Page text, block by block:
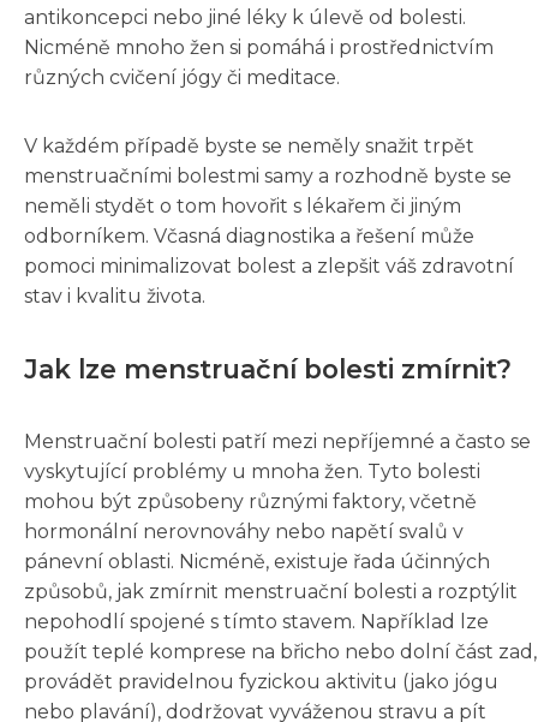
antikoncepci nebo jiné léky k úlevě od bolesti.
Nicméně mnoho žen si pomáhá i prostřednictvím
různých cvičení jógy či meditace.
V každém případě byste se neměly snažit trpět
menstruačními bolestmi samy a rozhodně byste se
neměli stydět o tom hovořit s lékařem či jiným
odborníkem. Včasná diagnostika a řešení může
pomoci minimalizovat bolest a zlepšit váš zdravotní
stav i kvalitu života.
Jak lze menstruační bolesti zmírnit?
Menstruační bolesti patří mezi nepříjemné a často se
vyskytující problémy u mnoha žen. Tyto bolesti
mohou být způsobeny různými faktory, včetně
hormonální nerovnováhy nebo napětí svalů v
pánevní oblasti. Nicméně, existuje řada účinných
způsobů, jak zmírnit menstruační bolesti a rozptýlit
nepohodlí spojené s tímto stavem. Například lze
použít teplé komprese na břicho nebo dolní část zad,
provádět pravidelnou fyzickou aktivitu (jako jógu
nebo plavání), dodržovat vyváženou stravu a pít